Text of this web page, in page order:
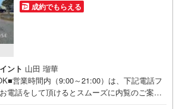
成約でもらえる
ント 山田 瑠華
営業時間内（9:00～21:00）は、下記電話フ
電話をして頂けるとスムーズに内覧のご案内